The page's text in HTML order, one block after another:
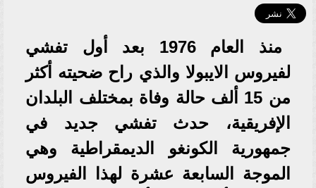
منذ العام 1976 بعد أول تفشي
لفيروس الايبولا والذي راح ضحيته أكثر
من 15 ألف حالة وفاة بمختلف البلدان
الإفريقية، حدث تفشي جديد في
جمهورية الكونغو الديمقراطية وهي
الموجة السابعة عشرة لهذا الفيروس